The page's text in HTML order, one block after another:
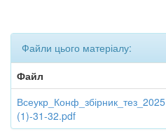
Файли цього матеріалу:
Файл
Всеукр_Конф_збірник_тез_2025
(1)-31-32.pdf